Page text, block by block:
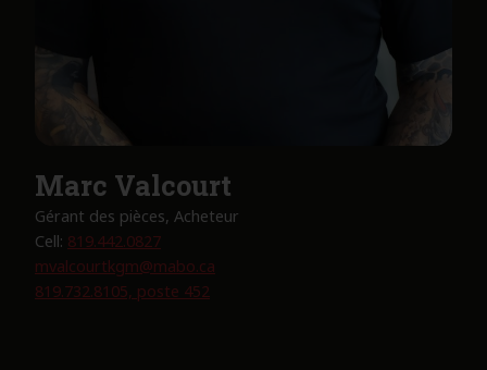
Marc Valcourt
Gérant des pièces, Acheteur
Cell: 819.442.0827
mvalcourtkgm@mabo.ca
819.732.8105, poste 452